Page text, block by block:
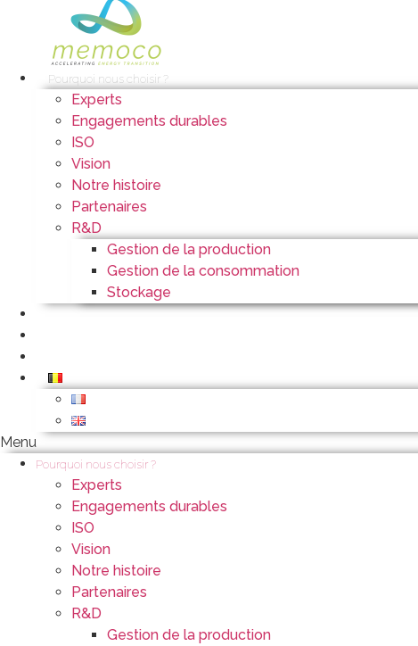
Pourquoi nous choisir ?
Experts
Engagements durables
ISO
Vision
Notre histoire
Partenaires
R&D
Gestion de la production
Gestion de la consommation
Stockage
Menu
Pourquoi nous choisir ?
Experts
Engagements durables
ISO
Vision
Notre histoire
Partenaires
R&D
Gestion de la production